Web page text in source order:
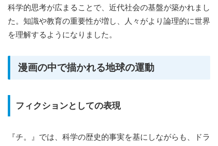
科学的思考が広まることで、近代社会の基盤が築かれまし
た。知識や教育の重要性が増し、人々がより論理的に世界
を理解するようになりました。
漫画の中で描かれる地球の運動
フィクションとしての表現
『チ。』では、科学の歴史的事実を基にしながらも、ドラ